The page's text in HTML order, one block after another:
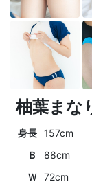
柚葉まな
身長 157cm
Ｂ
88cm
Ｗ
72cm